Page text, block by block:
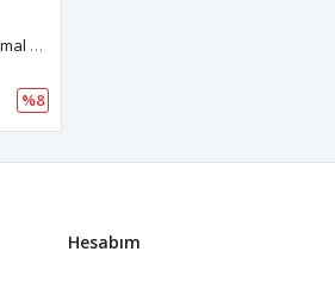
Advantage Nutra Liposomal NMNH To Boost NAD Plus Levels, Energy, Focus - High Purity 60 Capsules.Abd Menşei.52.
%8
Hesabım